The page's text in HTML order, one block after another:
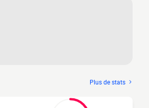
Plus de stats